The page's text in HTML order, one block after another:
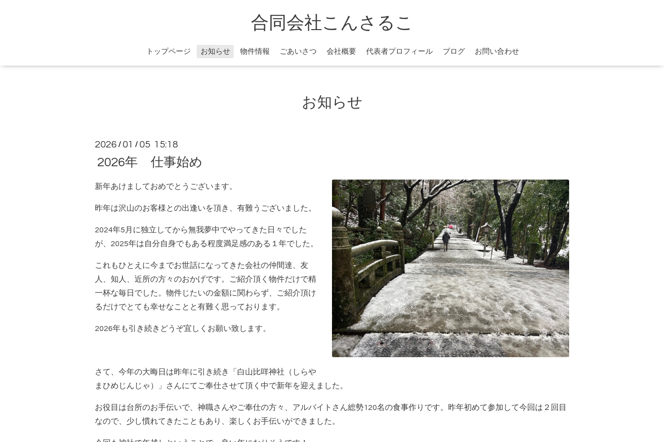
合同会社こんさるこ
トップページ お知らせ 物件情報 ごあいさつ 会社概要 代表者プロフィール ブログ お問い合わせ
お知らせ
2026 / 01 / 05 15:18
2026年 仕事始め
新年あけましておめでとうございます。
昨年は沢山のお客様との出逢いを頂き、有難うございました。
2024年5月に独立してから無我夢中でやってきた日々でした
が、2025年は自分自身でもある程度満足感のある１年でした。
これもひとえに今までお世話になってきた会社の仲間達、友
人、知人、近所の方々のおかげです。ご紹介頂く物件だけで精
一杯な毎日でした。物件じたいの金額に関わらず、ご紹介頂け
るだけでとても幸せなことと有難く思っております。
2026年も引き続きどうぞ宜しくお願い致します。
さて、今年の大晦日は昨年に引き続き「白山比咩神社（しらや
まひめじんじゃ）」さんにてご奉仕させて頂く中で新年を迎えました。
お役目は台所のお手伝いで、神職さんやご奉仕の方々、アルバイトさん総勢120名の食事作りです。昨年初めて参加して今回は２回目
なので、少し慣れてきたこともあり、楽しくお手伝いができました。